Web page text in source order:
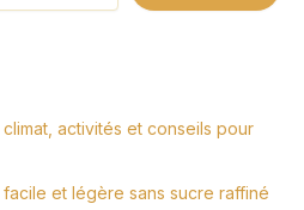
activités et conseils pour
et légère sans sucre raffiné